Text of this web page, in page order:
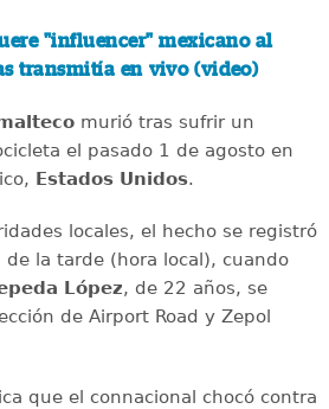
"influencer" mexicano al
transmitía en vivo (video)
murió tras sufrir un
el pasado 1 de agosto en
Estados Unidos.
locales, el hecho se registró
la tarde (hora local), cuando
López, de 22 años, se
de Airport Road y Zepol
que el connacional chocó contra